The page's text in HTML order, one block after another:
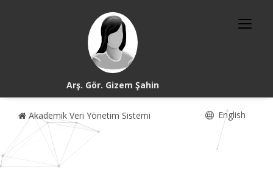
Arş. Gör. Gizem Şahin
Akademik Veri Yönetim Sistemi English